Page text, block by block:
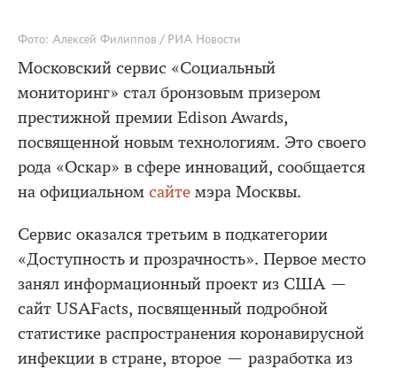
Фото: Алексей Филиппов / РИА Новости
Московский сервис «Социальный
мониторинг» стал бронзовым призером
престижной премии Edison Awards,
посвященной новым технологиям. Это своего
рода «Оскар» в сфере инноваций, сообщается
на официальном сайте мэра Москвы.
Сервис оказался третьим в подкатегории
«Доступность и прозрачность». Первое место
занял информационный проект из США —
сайт USAFacts, посвященный подробной
статистике распространения коронавирусной
инфекции в стране, второе — разработка из